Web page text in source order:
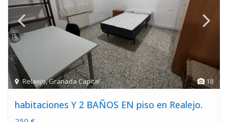
18
Relaejo,Granada Capital
habitaciones Y 2 BAÑOS EN piso en Realejo.